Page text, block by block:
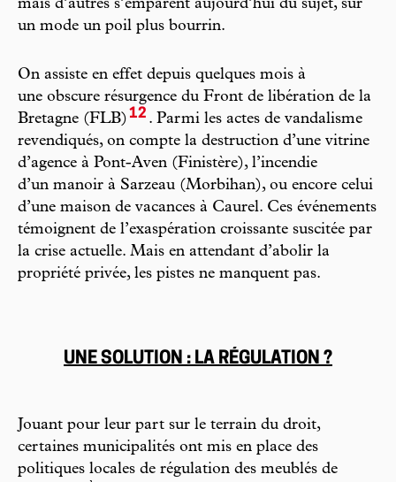
mais d’autres s’emparent aujourd’hui du sujet, sur
un mode un poil plus bourrin.
On assiste en effet depuis quelques mois à
une obscure résurgence du Front de libération de la
Bretagne (FLB)12 . Parmi les actes de vandalisme
revendiqués, on compte la destruction d’une vitrine
d’agence à Pont-Aven (Finistère), l’incendie
d’un manoir à Sarzeau (Morbihan), ou encore celui
d’une maison de vacances à Caurel. Ces événements
témoignent de l’exaspération croissante suscitée par
la crise actuelle. Mais en attendant d’abolir la
propriété privée, les pistes ne manquent pas.
UNE SOLUTION : LA RÉGULATION ?
Jouant pour leur part sur le terrain du droit,
certaines municipalités ont mis en place des
politiques locales de régulation des meublés de